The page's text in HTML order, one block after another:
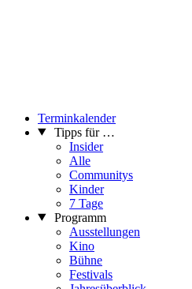
Terminkalender
Tipps für …
Insider
Alle
Communitys
Kinder
7 Tage
Programm
Ausstellungen
Kino
Bühne
Festivals